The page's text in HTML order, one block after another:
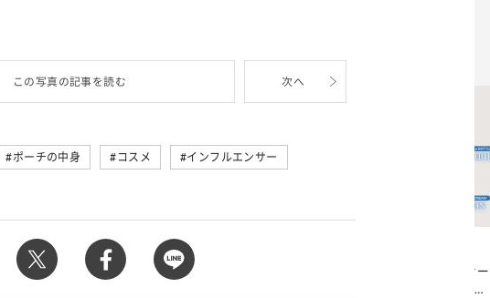
この写真の記事を読む 次へ
ポーチの中身 コスメ インフルエンサー
占い
【12星座別】今月の恋愛運♡ 7月23日～
【Dリーグ】Ray世代注目のプロダンサー
集団♡ 各チームを彩る「イケメンダンサ